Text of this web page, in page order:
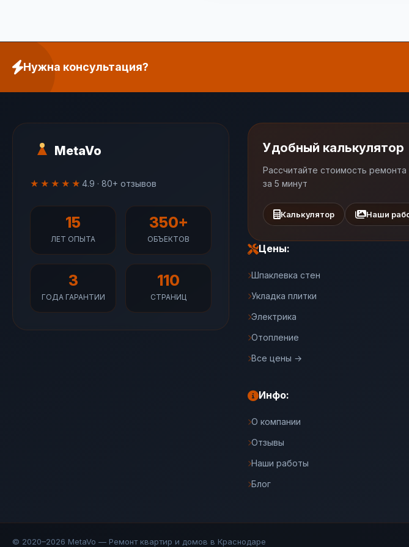
Нужна консультация?
MetaVo
★★★★★ 4.9 · 80+ отзывов
15
ЛЕТ ОПЫТА
350+
ОБЪЕКТОВ
3
ГОДА ГАРАНТИИ
110
СТРАНИЦ
Удобный калькулятор
Рассчитайте стоимость ремонта
за 5 минут
Калькулятор Наши
Цены:
Шпаклевка стен
Укладка плитки
Электрика
Отопление
Все цены →
Инфо:
О компании
Отзывы
Наши работы
Блог
© 2020–2026 MetaVo — Ремонт квартир и домов в Краснодаре